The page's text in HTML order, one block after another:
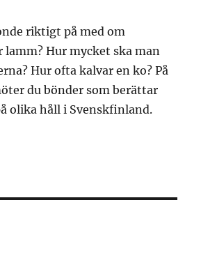
riktigt på med om
lamm? Hur mycket ska man
Hur ofta kalvar en ko? På
du bönder som berättar
olika håll i Svenskfinland.